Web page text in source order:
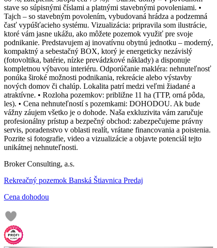
stave so súpisnými číslami a platnými stavebnými povoleniami. •
Tajch – so stavebným povolením, vybudovaná hrádza a podzemná
časť vypúšťacieho systému. Vizualizácia: pripravila som ilustrácie,
ktoré vám jasne ukážu, ako môžete pozemok využiť pre svoje
podnikanie. Predstavujem aj inovatívnu obytnú jednotku – moderný,
kompaktný a sebestačný BOX, ktorý je energeticky nezávislý
(fotovoltika, batérie, nízke prevádzkové náklady) a disponuje
kompletnou výbavou interiéru. Odporúčanie makléra: nehnuteľnosť
ponúka široké možnosti podnikania, rekreácie alebo výstavby
nových domov či chalúp. Lokalita patrí medzi veľmi žiadané a
atraktívne. • Rozloha pozemkov: približne 11 ha (TTP, orná pôda,
les). • Cena nehnuteľností s pozemkami: DOHODOU. Ak bude
vážny záujem všetko je o dohode. Naša exkluzivita vám zaručuje
profesionálny prístup a bezpečný obchod: zabezpečujeme právny
servis, poradenstvo v oblasti realít, vrátane financovania a poistenia.
Pozrite si fotografie, video a vizualizácie a objavte potenciál tejto
unikátnej nehnuteľnosti.
Broker Consulting, a.s.
Rekreačný pozemok Banská Štiavnica Predaj
Cena dohodou